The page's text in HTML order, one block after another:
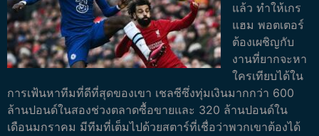
แล้ว ทำให้เกร
แฮม พอตเตอร์
ต้องเผชิญกับ
งานที่ยากจะหา
ใครเทียบได้ใน
การเฟ้นหาทีมที่ดีที่สุดของเขา เชลซีซึ่งทุ่มเงินมากกว่า 600
ล้านปอนด์ในสองช่วงตลาดซื้อขายและ 320 ล้านปอนด์ใน
เดือนมกราคม มีทีมที่เต็มไปด้วยสตาร์ที่เชื่อว่าพวกเขาต้องได้